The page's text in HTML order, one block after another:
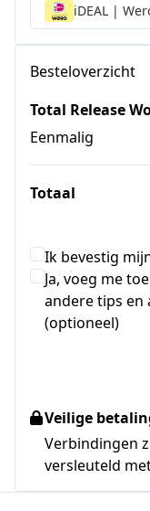
iDEAL |
Besteloverzicht
Total Release
Eenmalig
Totaal
Ik bevestig
Ja, voeg me
andere tips en
(optioneel)
Veilige
Verbindingen
versleuteld met